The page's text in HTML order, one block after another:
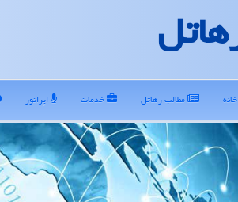
خانه مطالب رهاتل خدمات اپراتور